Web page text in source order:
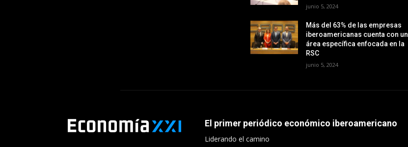
junio 5, 2024
Más del 63% de las empresas
iberoamericanas cuenta con un
área específica enfocada en la
RSC
junio 5, 2024
El primer periódico económico iberoamericano
Liderando el camino